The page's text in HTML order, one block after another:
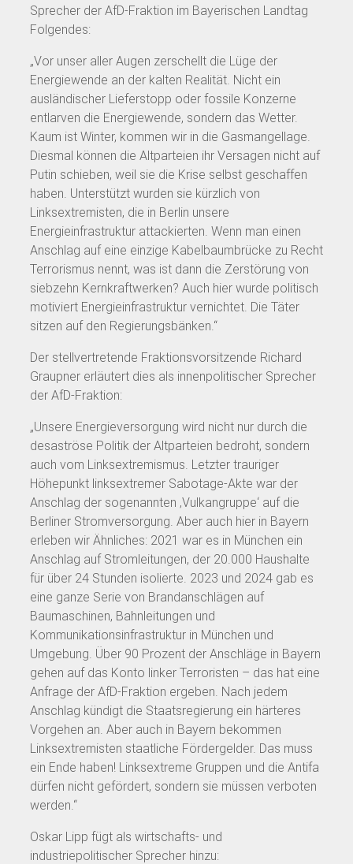
Sprecher der AfD-Fraktion im Bayerischen Landtag
Folgendes:
„Vor unser aller Augen zerschellt die Lüge der
Energiewende an der kalten Realität. Nicht ein
ausländischer Lieferstopp oder fossile Konzerne
entlarven die Energiewende, sondern das Wetter.
Kaum ist Winter, kommen wir in die Gasmangellage.
Diesmal können die Altparteien ihr Versagen nicht auf
Putin schieben, weil sie die Krise selbst geschaffen
haben. Unterstützt wurden sie kürzlich von
Linksextremisten, die in Berlin unsere
Energieinfrastruktur attackierten. Wenn man einen
Anschlag auf eine einzige Kabelbaumbrücke zu Recht
Terrorismus nennt, was ist dann die Zerstörung von
siebzehn Kernkraftwerken? Auch hier wurde politisch
motiviert Energieinfrastruktur vernichtet. Die Täter
sitzen auf den Regierungsbänken.“
Der stellvertretende Fraktionsvorsitzende Richard
Graupner erläutert dies als innenpolitischer Sprecher
der AfD-Fraktion:
„Unsere Energieversorgung wird nicht nur durch die
desaströse Politik der Altparteien bedroht, sondern
auch vom Linksextremismus. Letzter trauriger
Höhepunkt linksextremer Sabotage-Akte war der
Anschlag der sogenannten ‚Vulkangruppe‘ auf die
Berliner Stromversorgung. Aber auch hier in Bayern
erleben wir Ähnliches: 2021 war es in München ein
Anschlag auf Stromleitungen, der 20.000 Haushalte
für über 24 Stunden isolierte. 2023 und 2024 gab es
eine ganze Serie von Brandanschlägen auf
Baumaschinen, Bahnleitungen und
Kommunikationsinfrastruktur in München und
Umgebung. Über 90 Prozent der Anschläge in Bayern
gehen auf das Konto linker Terroristen – das hat eine
Anfrage der AfD-Fraktion ergeben. Nach jedem
Anschlag kündigt die Staatsregierung ein härteres
Vorgehen an. Aber auch in Bayern bekommen
Linksextremisten staatliche Fördergelder. Das muss
ein Ende haben! Linksextreme Gruppen und die Antifa
dürfen nicht gefördert, sondern sie müssen verboten
werden.“
Oskar Lipp fügt als wirtschafts- und
industriepolitischer Sprecher hinzu: